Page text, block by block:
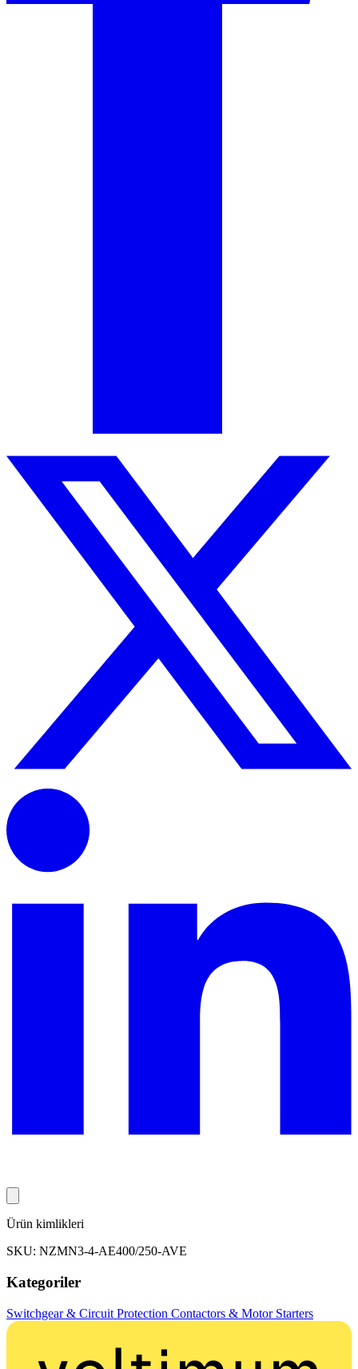
Ürün kimlikleri
SKU: NZMN3-4-AE400/250-AVE
Kategoriler
Switchgear & Circuit Protection Contactors & Motor Starters